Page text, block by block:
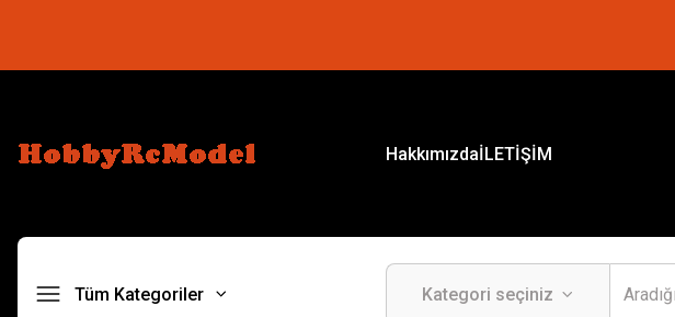
HakkımızdaİLETİŞİM
Tüm Kategoriler